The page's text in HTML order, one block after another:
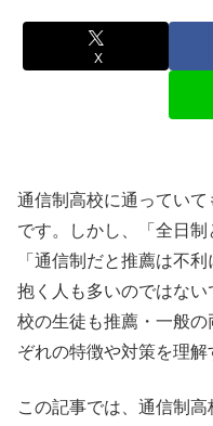
X
通信制高校に通ってい
です。しかし、「全日制
「通信制だと推薦は不
抱く人も多いのではな
校の生徒も推薦・一般
ぞれの特徴や対策を理解
この記事では、通信制